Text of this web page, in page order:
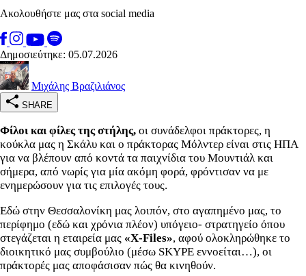
Ακολουθήστε μας στα social media
Δημοσιεύτηκε: 05.07.2026
Μιχάλης Βραζιλιάνος
SHARE
Φίλοι και φίλες της στήλης, οι συνάδελφοι πράκτορες, η
κούκλα μας η Σκάλυ και ο πράκτορας Μόλντερ είναι στις ΗΠΑ
για να βλέπουν από κοντά τα παιχνίδια του Μουντιάλ και
σήμερα, από νωρίς για μία ακόμη φορά, φρόντισαν να με
ενημερώσουν για τις επιλογές τους.
Εδώ στην Θεσσαλονίκη μας λοιπόν, στο αγαπημένο μας, το
περίφημο (εδώ και χρόνια πλέον) υπόγειο- στρατηγείο όπου
στεγάζεται η εταιρεία μας «X-Files», αφού ολοκληρώθηκε το
διοικητικό μας συμβούλιο (μέσω SKYPE εννοείται…), οι
πράκτορές μας αποφάσισαν πώς θα κινηθούν.